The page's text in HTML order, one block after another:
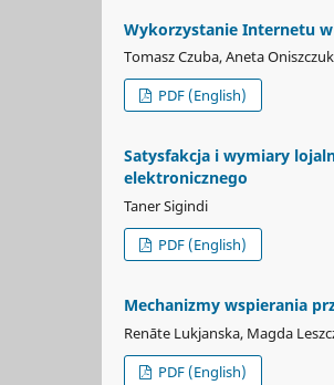
Wykorzystanie Internetu
Tomasz Czuba, Aneta
PDF (English)
Satysfakcja i wymiary
elektronicznego
Taner Sigindi
PDF (English)
Mechanizmy wspierania
Renāte Lukjanska, Magda
PDF (English)